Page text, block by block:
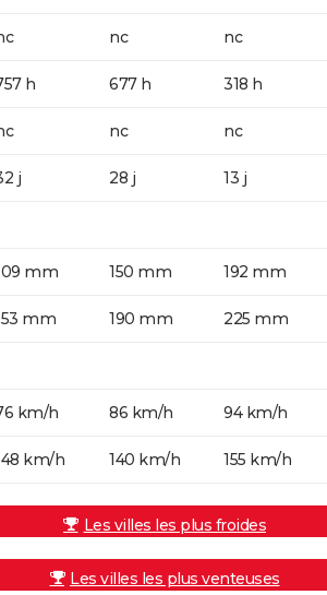
nc nc
h 677 h 318 h
nc nc
j 28 j 13 j
mm 150 mm 192 mm
mm 190 mm 225 mm
km/h 86 km/h 94 km/h
km/h 140 km/h 155 km/h
Les villes les plus froides
Les villes les plus venteuses